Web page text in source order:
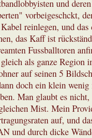
und
vorbeigeschckt,
reinlegen, und
das Kaff ist
Fussballtoren
als ganze Region
auf seinen 5
doch ein klein wenig
Man glaubt es
Mist. Mein
auf, und
und durch dicke